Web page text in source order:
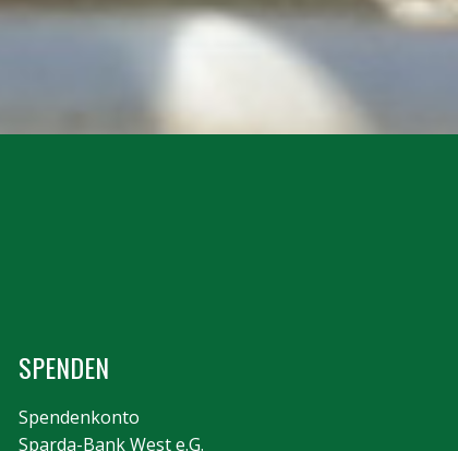
SPENDEN
Spendenkonto
Sparda-Bank West e.G.